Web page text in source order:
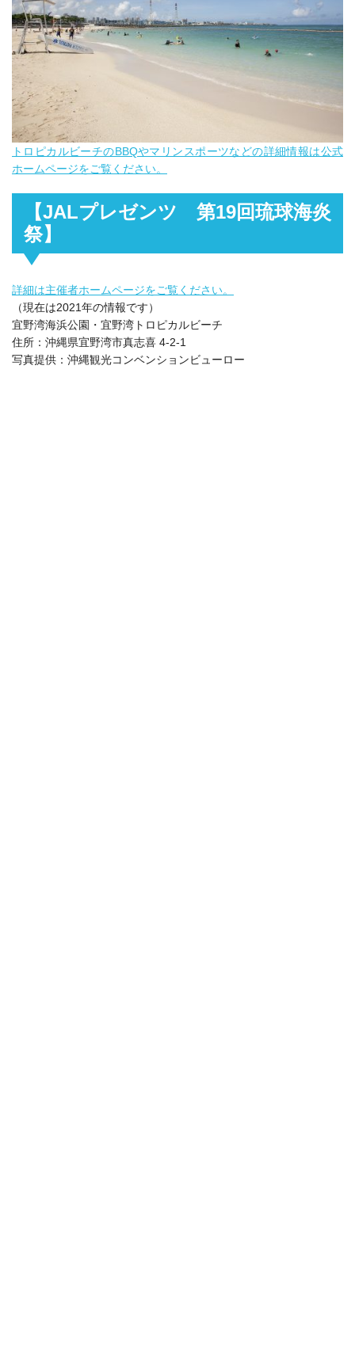
トロピカルビーチのBBQやマリンスポーツなどの詳細情報は公式
ホームページをご覧ください。
【JALプレゼンツ 第19回琉球海炎
祭】
詳細は主催者ホームページをご覧ください。
（現在は2021年の情報です）
宜野湾海浜公園・宜野湾トロピカルビーチ
住所：沖縄県宜野湾市真志喜 4-2-1
写真提供：沖縄観光コンベンションビューロー